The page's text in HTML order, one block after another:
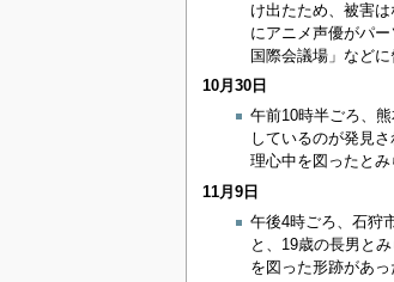
け出たため、被害
にアニメ声優がパ
国際会議場」など
10月30日
午前10時半ごろ、
しているのが発見
理心中を図ったとみ
11月9日
午後4時ごろ、石狩
と、19歳の長男と
を図った形跡があ